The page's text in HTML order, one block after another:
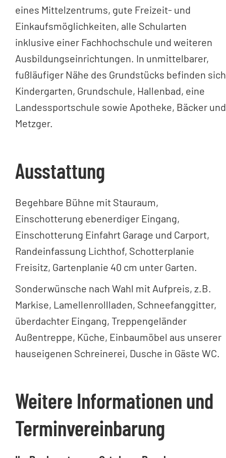
eines Mittelzentrums, gute Freizeit- und
Einkaufsmöglichkeiten, alle Schularten
inklusive einer Fachhochschule und weiteren
Ausbildungseinrichtungen. In unmittelbarer,
fußläufiger Nähe des Grundstücks befinden sich
Kindergarten, Grundschule, Hallenbad, eine
Landessportschule sowie Apotheke, Bäcker und
Metzger.
Ausstattung
Begehbare Bühne mit Stauraum,
Einschotterung ebenerdiger Eingang,
Einschotterung Einfahrt Garage und Carport,
Randeinfassung Lichthof, Schotterplanie
Freisitz, Gartenplanie 40 cm unter Garten.
Sonderwünsche nach Wahl mit Aufpreis, z.B.
Markise, Lamellenrollladen, Schneefanggitter,
überdachter Eingang, Treppengeländer
Außentreppe, Küche, Einbaumöbel aus unserer
hauseigenen Schreinerei, Dusche in Gäste WC.
Weitere Informationen und
Terminvereinbarung